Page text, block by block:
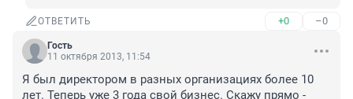
ОТВЕТИТЬ +0 –0
Гость
11 октября 2013, 11:54
Я был директором в разных организациях более 10
лет. Теперь уже 3 года свой бизнес. Скажу прямо -